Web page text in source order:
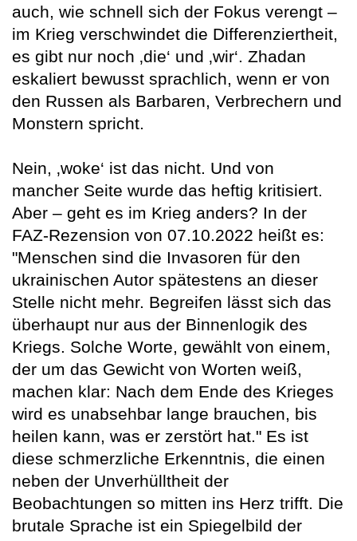
auch, wie schnell sich der Fokus verengt –
im Krieg verschwindet die Differenziertheit,
es gibt nur noch ‚die‘ und ‚wir‘. Zhadan
eskaliert bewusst sprachlich, wenn er von
den Russen als Barbaren, Verbrechern und
Monstern spricht.
Nein, ‚woke‘ ist das nicht. Und von
mancher Seite wurde das heftig kritisiert.
Aber – geht es im Krieg anders? In der
FAZ-Rezension von 07.10.2022 heißt es:
"Menschen sind die Invasoren für den
ukrainischen Autor spätestens an dieser
Stelle nicht mehr. Begreifen lässt sich das
überhaupt nur aus der Binnenlogik des
Kriegs. Solche Worte, gewählt von einem,
der um das Gewicht von Worten weiß,
machen klar: Nach dem Ende des Krieges
wird es unabsehbar lange brauchen, bis
heilen kann, was er zerstört hat." Es ist
diese schmerzliche Erkenntnis, die einen
neben der Unverhülltheit der
Beobachtungen so mitten ins Herz trifft. Die
brutale Sprache ist ein Spiegelbild der